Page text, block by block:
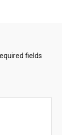
fields